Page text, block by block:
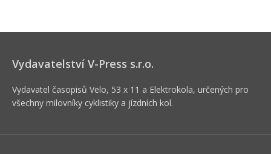
Vydavatelství V-Press s.r.o.
Vydavatel časopisů Velo, 53 x 11 a Elektrokola, určených pro
všechny milovníky cyklistiky a jízdních kol.